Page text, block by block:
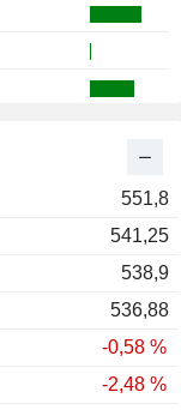
551,8
541,25
538,9
536,88
-0,58 %
-2,48 %